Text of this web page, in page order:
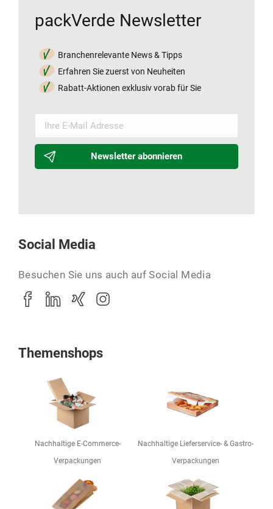
packVerde Newsletter
Branchenrelevante News & Tipps
Erfahren Sie zuerst von Neuheiten
Rabatt-Aktionen exklusiv vorab für Sie
Newsletter abonnieren
Social Media
Besuchen Sie uns auch auf Social Media
Themenshops
Nachhaltige E-Commerce-
Verpackungen
Nachhaltige Lieferservice- & Gastro-
Verpackungen